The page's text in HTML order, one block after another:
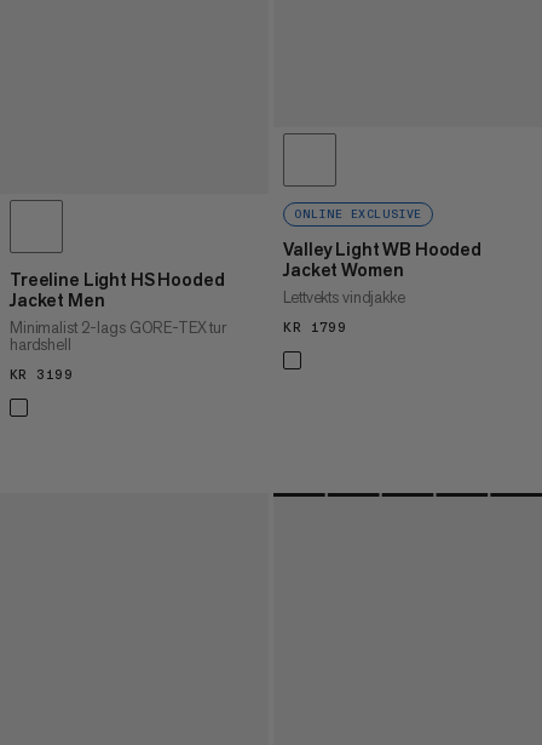
Treeline Light HS Hooded
Jacket Men
Minimalist 2-lags GORE-TEX tur
hardshell
KR 3199
ONLINE EXCLUSIVE
Valley Light WB Hooded
Jacket Women
Lettvekts vindjakke
KR 1799